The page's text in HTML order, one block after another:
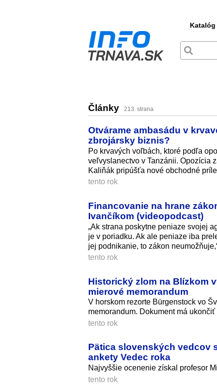
Katalóg
Články 213. strana
Otvárame ambasádu v
zbrojársky biznis?
Po krvavých voľbách, ktoré podľa
veľvyslanectvo v Tanzánii. Opozícia
Kaliňák pripúšťa nové obchodné
tento rok
Financovanie na hrane
Ivančíkom (videopodcast)
„Ak strana poskytne peniaze svojej
je v poriadku. Ak ale peniaze iba
jej podnikanie, to zákon
tento rok
Historický zlom na Blízkom
mierové memorandum
V horskom rezorte Bürgenstock vo
memorandum. Dokument má
tento rok
Pätica slovenských vedcov
ankety Vedec roka
Najvyššie ocenenie získal profesor
tento rok